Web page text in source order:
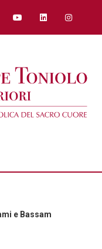
e Bassam